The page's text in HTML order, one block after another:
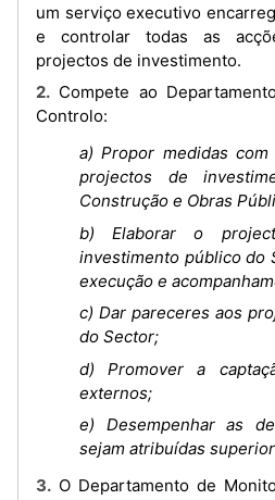
um serviço executivo
e controlar todas as
projectos de investimento.
2. Compete ao Departamento de Monitoramento e
Controlo:
a) Propor medidas
projectos de
Construção e Obras
b) Elaborar o
investimento público do
execução e
c) Dar pareceres aos
do Sector;
d) Promover a
externos;
e) Desempenhar as
sejam atribuídas
3. O Departamento de Monitoramento e Controlo é